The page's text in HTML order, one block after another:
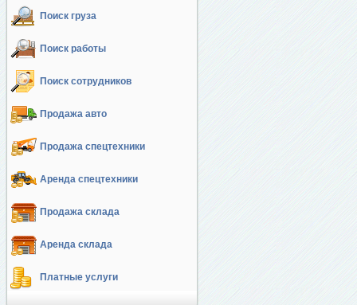
Поиск груза
Поиск работы
Поиск сотрудников
Продажа авто
Продажа спецтехники
Аренда спецтехники
Продажа склада
Аренда склада
Платные услуги